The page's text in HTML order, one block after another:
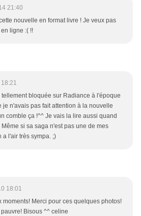
21:40
nouvelle en format livre ! Je veux pas
ligne :( !!
tellement bloquée sur Radiance à l'époque
je n'avais pas fait attention à la nouvelle
comble ça !^^ Je vais la lire aussi quand
si sa saga n'est pas une de mes
a l'air très sympa. ;)
18:01
moments! Merci pour ces quelques photos!
Bisous ^^ celine